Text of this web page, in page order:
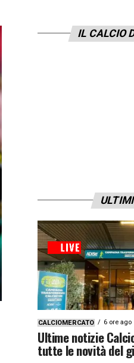
IL CALCIO
CALCIOMERCATO 6 ore ago
Ultime notizie
tutte le novità del